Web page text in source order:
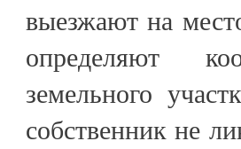
выезжают на
определяют
земельного
собственник не